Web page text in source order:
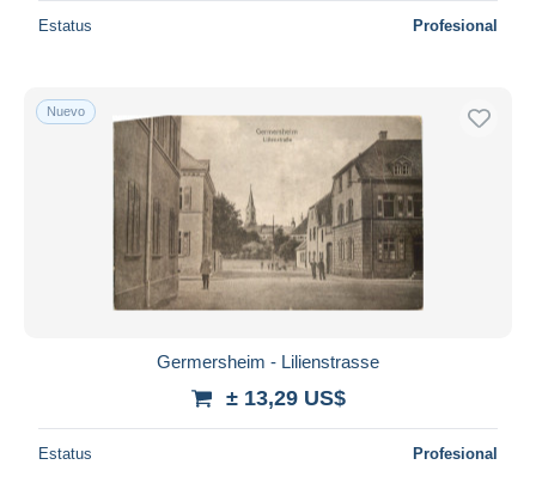
Estatus Profesional
Nuevo
Germersheim - Lilienstrasse
± 13,29 US$
Estatus Profesional